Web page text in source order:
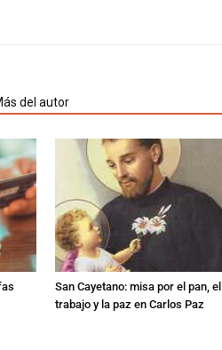
del autor
San Cayetano: misa por el pan, el
trabajo y la paz en Carlos Paz